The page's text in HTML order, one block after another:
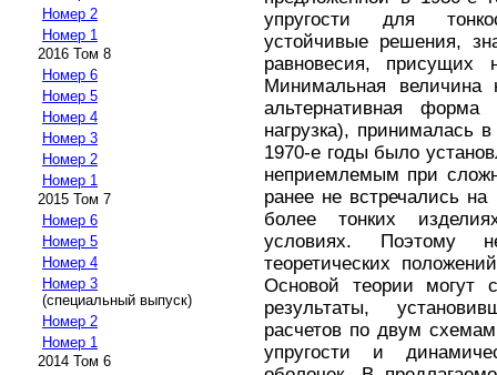
Номер 2
Номер 1
2016 Том 8
Номер 6
Номер 5
Номер 4
Номер 3
Номер 2
Номер 1
2015 Том 7
Номер 6
Номер 5
Номер 4
Номер 3
(специальный выпуск)
Номер 2
Номер 1
2014 Том 6
упругости для
устойчивые решения,
равновесия, присущих
Минимальная величина
альтернативная форма
нагрузка), принималась
1970-е годы было
неприемлемым при
ранее не встречались
более тонких
условиях. Поэтому
теоретических
Основой теории могут
результаты,
расчетов по двум
упругости и